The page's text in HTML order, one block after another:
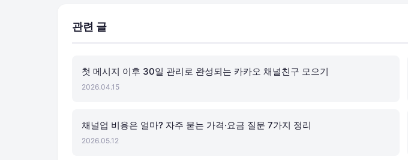
관련 글
첫 메시지 이후 30일 관리로 완성되는 카카오 채널친구 모으기
2026.04.15
채널업 비용은 얼마? 자주 묻는 가격·요금 질문 7가지 정리
2026.05.12